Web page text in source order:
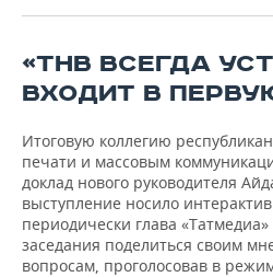
ФИГУРНОЕ КАТАНИЕ
ВОДНЫЕ ВИДЫ СПОРТА
ХОККЕЙ С МЯЧОМ
МЕДИЦИНА
ОБРАЗОВАНИЕ
ПРОИСШЕСТВИЯ
«ТНВ ВСЕГДА
ВХОДИТ В
Итоговую коллегию
печати и массовым
доклад нового руководителя
выступление носило
периодически глава
заседания поделиться своим
вопросам, проголосовав в